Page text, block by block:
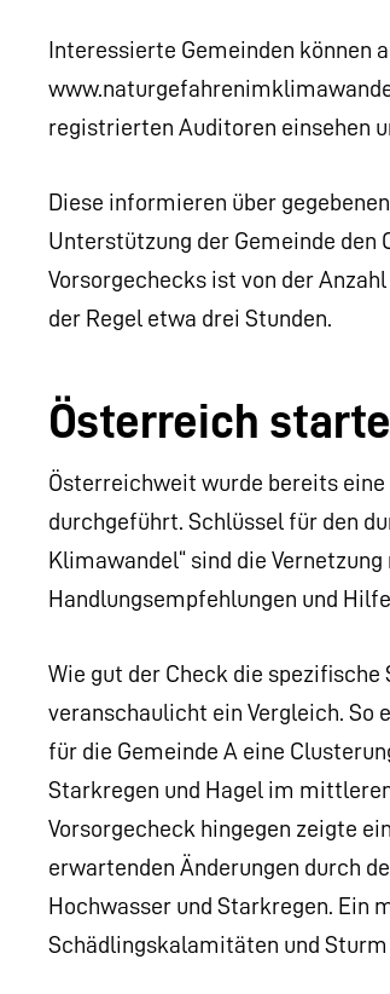
Interessierte Gemeinden
registrierten Auditoren einsehen
Diese informieren über
Unterstützung der Gemeinde den
Vorsorgechecks ist von der
der Regel etwa drei Stunden.
Österreich
Österreichweit wurde bereits
durchgeführt. Schlüssel für den
Klimawandel“ sind die
Handlungsempfehlungen und
Wie gut der Check die
veranschaulicht ein Vergleich. So
für die Gemeinde A eine
Starkregen und Hagel im
Vorsorgecheck hingegen zeigte
erwartenden Änderungen durch
Hochwasser und Starkregen. Ein
Schädlingskalamitäten und Sturm